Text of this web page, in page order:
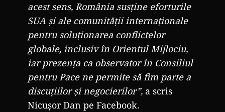
acest sens, România susține eforturile
SUA și ale comunității internaționale
pentru soluționarea conflictelor
globale, inclusiv în Orientul Mijlociu,
iar prezența ca observator în Consiliul
pentru Pace ne permite să fim parte a
discuțiilor și negocierilor”, a scris
Nicușor Dan pe Facebook.